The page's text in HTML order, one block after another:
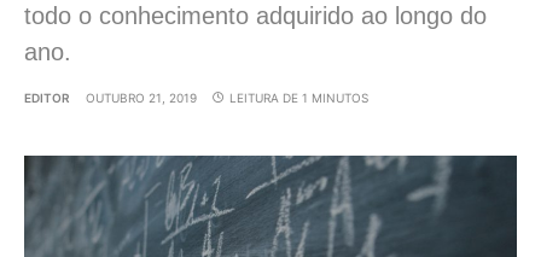
todo o conhecimento adquirido ao longo do
ano.
EDITOR OUTUBRO 21, 2019 LEITURA DE 1 MINUTOS